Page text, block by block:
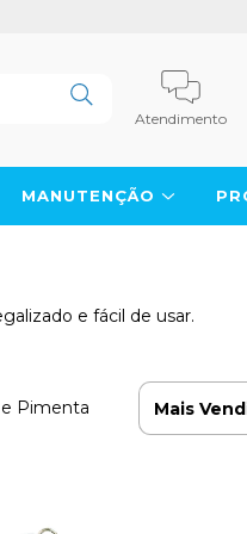
Atendimento
MANUTENÇÃO
e fácil de usar.
Pimenta